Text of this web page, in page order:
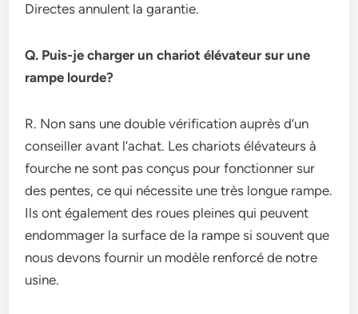
Directes annulent la garantie.
Q. Puis-je charger un chariot élévateur sur une
rampe lourde?
R. Non sans une double vérification auprès d’un
conseiller avant l’achat. Les chariots élévateurs à
fourche ne sont pas conçus pour fonctionner sur
des pentes, ce qui nécessite une très longue rampe.
Ils ont également des roues pleines qui peuvent
endommager la surface de la rampe si souvent que
nous devons fournir un modèle renforcé de notre
usine.